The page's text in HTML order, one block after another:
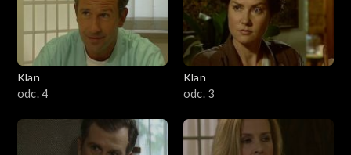
Klan
odc. 4
Klan
odc. 3